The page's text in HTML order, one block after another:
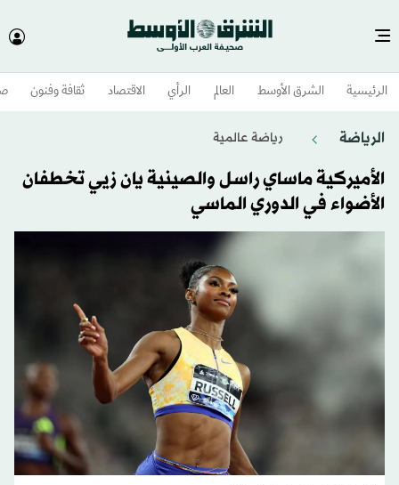
الرئيسية الشرق الأوسط​ العالم الرأي الاقتصاد ثقافة وفنون
الرياضة رياضة عالمية
الأميركية ماساي راسل والصينية يان زيي تخطفان
الأضواء في الدوري الماسي